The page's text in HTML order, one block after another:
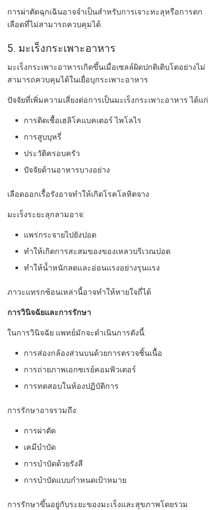
การผ่าตัดฉุกเฉินอาจจำเป็นสำหรับการเจาะทะลุหรือการตก
เลือดที่ไม่สามารถควบคุมได้
5. มะเร็งกระเพาะอาหาร
มะเร็งกระเพาะอาหารเกิดขึ้นเมื่อเซลล์ผิดปกติเติบโตอย่างไม่
สามารถควบคุมได้ในเยื่อบุกระเพาะอาหาร
ปัจจัยที่เพิ่มความเสี่ยงต่อการเป็นมะเร็งกระเพาะอาหาร ได้แก่
การติดเชื้อเฮลิโคแบคเตอร์ ไพโลไร
การสูบบุหรี่
ประวัติครอบครัว
ปัจจัยด้านอาหารบางอย่าง
เลือดออกเรื้อรังอาจทำให้เกิดโรคโลหิตจาง
มะเร็งระยะลุกลามอาจ:
แพร่กระจายไปยังปอด
ทำให้เกิดการสะสมของของเหลวบริเวณปอด
ทำให้น้ำหนักลดและอ่อนแรงอย่างรุนแรง
ภาวะแทรกซ้อนเหล่านี้อาจทำให้หายใจถี่ได้
การวินิจฉัยและการรักษา
ในการวินิจฉัย แพทย์มักจะดำเนินการดังนี้:
การส่องกล้องส่วนบนด้วยการตรวจชิ้นเนื้อ
การถ่ายภาพเอกซเรย์คอมพิวเตอร์
การทดสอบในห้องปฏิบัติการ
การรักษาอาจรวมถึง:
การผ่าตัด
เคมีบำบัด
การบำบัดด้วยรังสี
การบำบัดแบบกำหนดเป้าหมาย
การรักษาขึ้นอยู่กับระยะของมะเร็งและสุขภาพโดยรวม